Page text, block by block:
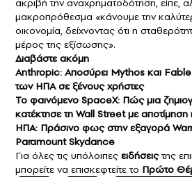
μακροπρόθεσμα «κάνουμε την
οικονομία, δείχνοντας ότι η
μέρος της εξίσωσης».
Διαβάστε ακόμη
Anthropic: Αποσύρει Mythos και
των ΗΠΑ σε ξένους χρήστες
Το φαινόμενο SpaceX: Πώς μια
κατέκτησε τη Wall Street με
ΗΠΑ: Πράσινο φως στην εξαγορά
Paramount Skydance
Για όλες τις υπόλοιπες ειδήσειςτης
μπορείτε να επισκεφτείτε το Πρώτο